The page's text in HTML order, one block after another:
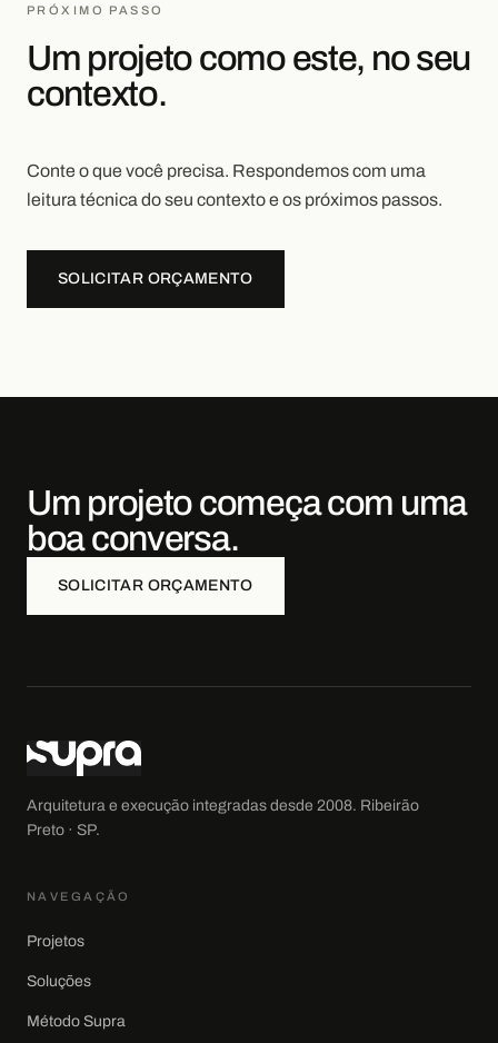
PRÓXIMO PASSO
Um projeto como este, no seu
contexto.
Conte o que você precisa. Respondemos com uma
leitura técnica do seu contexto e os próximos passos.
SOLICITAR ORÇAMENTO
Um projeto começa com uma
boa conversa.
SOLICITAR ORÇAMENTO
Arquitetura e execução integradas desde 2008. Ribeirão
Preto · SP.
NAVEGAÇÃO
Projetos
Soluções
Método Supra